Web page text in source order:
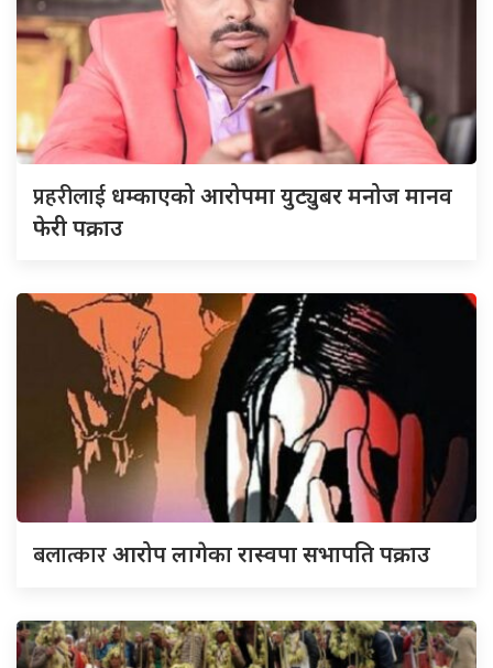
प्रहरीलाई धम्काएको आरोपमा युट्युबर मनोज मानव
फेरी पक्राउ
बलात्कारआरोप लागेका रास्वपा सभापति पक्राउ